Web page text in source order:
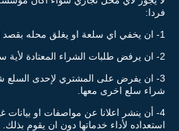
فردا:
1- ان يخفي اي سلعة او يغلق محله بقصد الامتناع عن البيع.
2- ان يرفض طلبات الشراء المعتادة لأية سلعة.
3- ان يفرض على المشتري لإحدى السلع
شراء سلع اخرى معها.
4- أن ينشر اعلانا عن مواصفات او بيانات
استعداده لأداء خدماتها دون ان يقوم بذلك.